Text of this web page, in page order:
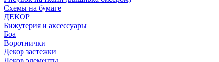
Схемы на бумаге
ДЕКОР
Бижутерия и аксессуары
Боа
Воротнички
Декор застежки
Декор элементы